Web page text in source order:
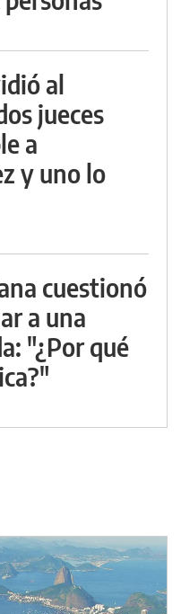
al
jueces
a
y uno lo
cuestionó
a una
"¿Por qué